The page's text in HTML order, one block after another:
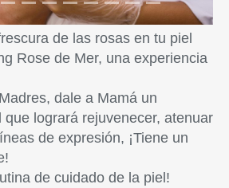
de las rosas en tu piel
Rose de Mer, una experiencia
dale a Mamá un
logrará rejuvenecer, atenuar
de expresión, ¡Tiene un
de cuidado de la piel!